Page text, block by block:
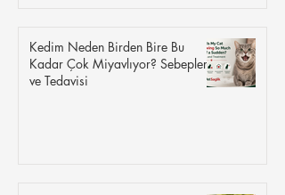
Kedim Neden Birden Bire Bu
Kadar Çok Miyavlıyor? Sebepleri
ve Tedavisi